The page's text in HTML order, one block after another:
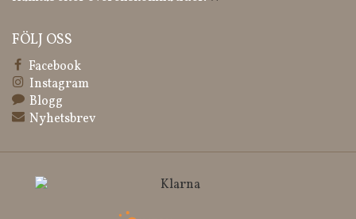
FÖLJ OSS
Facebook
Instagram
Blogg
Nyhetsbrev